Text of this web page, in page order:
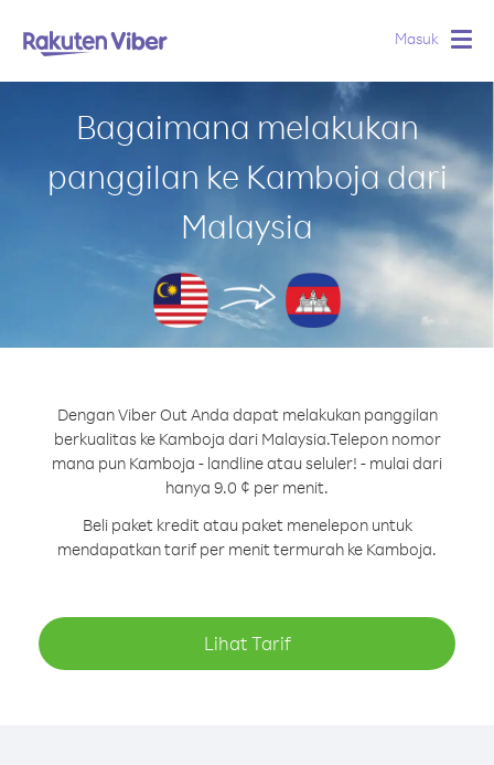
Masuk
Bagaimana melakukan
panggilan ke Kamboja dari
Malaysia
Dengan Viber Out Anda dapat melakukan panggilan
berkualitas ke Kamboja dari Malaysia.Telepon nomor
mana pun Kamboja - landline atau seluler! - mulai dari
hanya 9.0 ¢ per menit.
Beli paket kredit atau paket menelepon untuk
mendapatkan tarif per menit termurah ke Kamboja.
Lihat Tarif